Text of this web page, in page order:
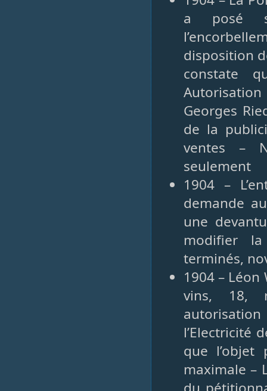
a posé
disposition
constate
Autorisation
Georges
de la
ventes –
seulement
1904 –
demande
une
modifier la
terminés,
1904 –
vins, 18,
l’Electricité
que l’objet
maximale –